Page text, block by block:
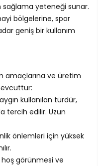
sağlama yeteneği sunar.
bölgelerine, spor
geniş bir kullanım
amaçlarına ve üretim
kullanılan türdür,
tercih edilir. Uzun
önlemleri için yüksek
görünmesi ve